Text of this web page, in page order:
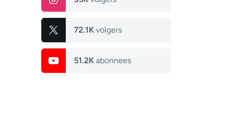
72.1K volgers
51.2K abonnees